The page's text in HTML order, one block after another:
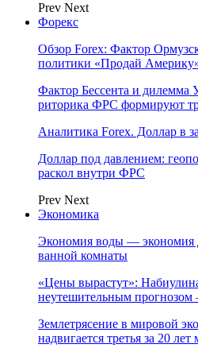
Prev Next
Форекс
Обзор Forex: Фактор
политики «Продай
Фактор Бессента и дилемма
риторика ФРС формируют
Аналитика Forex. Доллар в
Доллар под давлением:
раскол внутри ФРС
Prev Next
Экономика
Экономия воды — экономия
ванной комнаты
«Цены вырастут»:
неутешительным
Землетрясение в мировой
надвигается третья за 20